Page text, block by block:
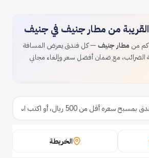
من مطار جنيف في جنيف
مطار جنيف— كل فندق يعرض المسافة
الضرائب، مع ضمان أفضل سعر وإلغاء مجاني
الخريطة